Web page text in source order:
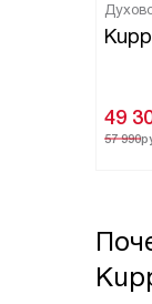
49
57 990